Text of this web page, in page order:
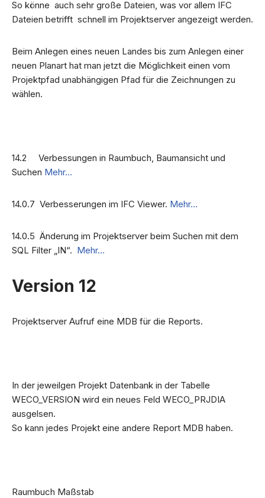
So könne auch sehr große Dateien, was vor allem IFC
Dateien betrifft schnell im Projektserver angezeigt werden.
Beim Anlegen eines neuen Landes bis zum Anlegen einer
neuen Planart hat man jetzt die Möglichkeit einen vom
Projektpfad unabhängigen Pfad für die Zeichnungen zu
wählen.
14.2 Verbessungen in Raumbuch, Baumansicht und
Suchen Mehr…
14.0.7 Verbesserungen im IFC Viewer. Mehr…
14.0.5 Änderung im Projektserver beim Suchen mit dem
SQL Filter „IN“. Mehr…
Version 12
Projektserver Aufruf eine MDB für die Reports.
In der jeweilgen Projekt Datenbank in der Tabelle
WECO_VERSION wird ein neues Feld WECO_PRJDIA
ausgelsen.
So kann jedes Projekt eine andere Report MDB haben.
Raumbuch Maßstab